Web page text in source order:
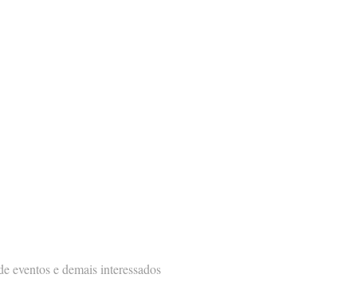
eventos e demais interessados